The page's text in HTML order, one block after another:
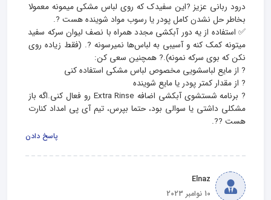
درود ربانی عزیز ?این سفیدک که روی لباس مشکی میمونه معمولا
✅ استفاده از یه دور آبکشی مجدد همراه با نصف لیوان سرکه سفید
میتونه کمک کنه و آسیبی به لباس‌ها نمیرسونه ?. (فقط زیاده‌ روی
? برنامه شستشوی آبکشی اضافه Extra Rinse رو فعال کنی.اگه باز
مشکلی داشتی یا سوالی بود، حتما بپرس، تیم آی‌ پی‌ امداد کنارت
هست ??.
پاسخ دادن
Elnaz
10 نوامبر 2023